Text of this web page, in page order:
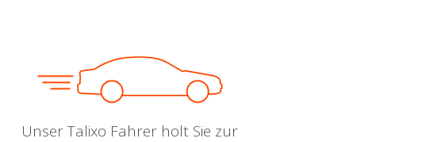
Unser Talixo Fahrer holt Sie zur